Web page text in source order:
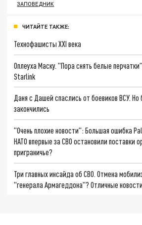
ЗАПОВЕДНИК
ЧИТАЙТЕ ТАКЖЕ:
Технофашисты XXI века
Оплеуха Маску. "Пора снять белые
Starlink
Даня с Дашей спаслись от боевиков ВСУ.
закончились
"Очень плохие новости": Большая ошибка
НАТО впервые за СВО остановили поставки
приграничье?
Три главных инсайда об СВО. Отмена
"генерала Армагеддона"? Отличные